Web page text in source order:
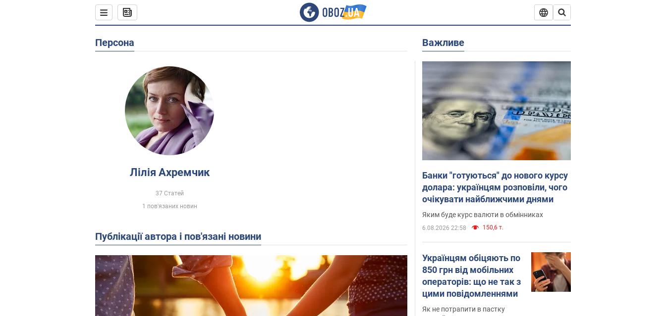
Персона
Лілія Ахремчик
37 Статей
1 пов'язаних новин
Публікації автора і пов'язані новини
Важливе
Банки "готуються" до нового курсу
долара: українцям розповіли, чого
очікувати найближчими днями
Яким буде курс валюти в обмінниках
6.08.2026 22:58 150,6 т.
Українцям обіцяють по
850 грн від мобільних
операторів: що не так з
цими повідомленнями
Як не потрапити в пастку